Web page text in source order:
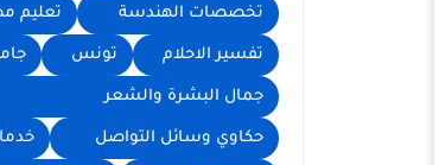
تخصصات الهندسة تعليم
تفسير الاحلام تونس
جمال البشرة والشعر
حكاوي وسائل التواصل